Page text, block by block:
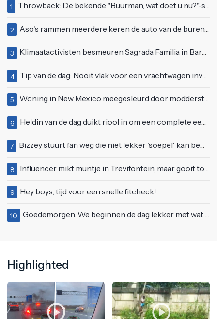
1 Throwback: De bekende "Buurman, wat doet u nu?"-scène uit Flodder met Tatjana Šimić
2 Aso's rammen meerdere keren de auto van de buren, maar doen alsof er niets gebeurd is
3 Klimaatactivisten besmeuren Sagrada Familia in Barcelona met lading verf
4 Tip van de dag: Nooit vlak voor een vrachtwagen invoegen
5 Woning in New Mexico meegesleurd door modderstroom
6 Heldin van de dag duikt riool in om een complete eendenfamilie te redden
7 Bizzey stuurt fan weg die niet lekker 'soepel' kan bewegen op podium
8 Influencer mikt muntje in Trevifontein, maar gooit toerist bijna knock-out
9 Hey boys, tijd voor een snelle fitcheck!
10 Goedemorgen. We beginnen de dag lekker met wat rek- en strekoefeningen
Highlighted